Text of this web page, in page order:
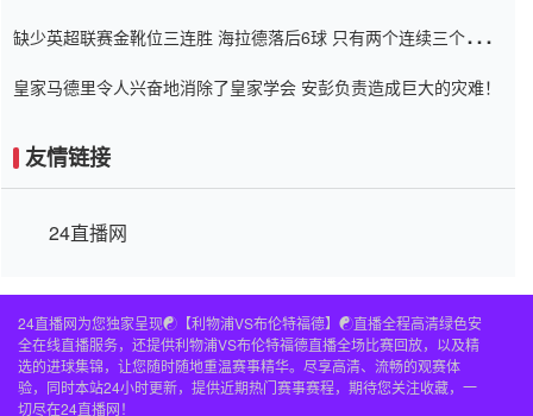
缺少英超联赛金靴位三连胜 海拉德落后6球 只有两个连续三个连续
皇家马德里令人兴奋地消除了皇家学会 安彭负责造成巨大的灾难！
友情链接
24直播网
24直播网为您独家呈现☯️【利物浦VS布伦特福德】☯️直播全程高清绿色安
全在线直播服务，还提供利物浦VS布伦特福德直播全场比赛回放，以及精
选的进球集锦，让您随时随地重温赛事精华。尽享高清、流畅的观赛体
验，同时本站24小时更新，提供近期热门赛事赛程，期待您关注收藏，一
切尽在24直播网！